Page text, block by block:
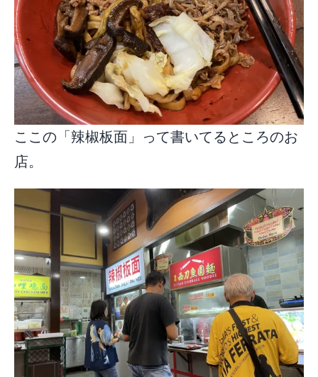
ここの「辣椒板面」って書いてるところのお
店。